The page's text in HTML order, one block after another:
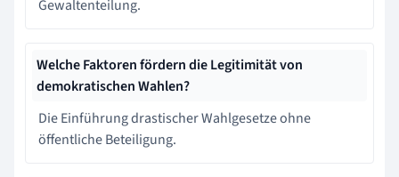
Gewaltenteilung.
Welche Faktoren fördern die Legitimität von
demokratischen Wahlen?
Die Einführung drastischer Wahlgesetze ohne
öffentliche Beteiligung.